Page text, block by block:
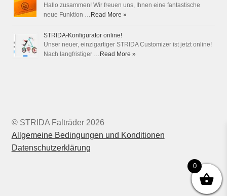
Hallo zusammen! Wir freuen uns, Ihnen eine fantastische
neue Funktion … Read More »
STRIDA-Konfigurator online!
Unser neuer, einzigartiger STRIDA Customizer ist jetzt online!
Nach langfristiger … Read More »
© STRIDA Falträder 2026
Allgemeine Bedingungen und Konditionen
Datenschutzerklärung
0